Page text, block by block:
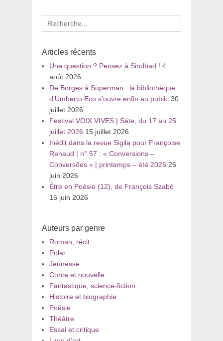
Recherche
pour
Articles récents
Une question ? Pensez à Sindbad ! 4
août 2026
De Borges à Superman : la bibliothèque
d’Umberto Eco s’ouvre enfin au public 30
juillet 2026
Festival VOIX VIVES | Sète, du 17 au 25
juillet 2026 15 juillet 2026
Inédit dans la revue Sigila pour Françoise
Renaud | n° 57 : « Conversions –
Conversões » | printemps – été 2026 26
juin 2026
Être en Poésie (12), de François Szabó
15 juin 2026
Auteurs par genre
Roman, récit
Polar
Jeunesse
Conte et nouvelle
Fantastique, science-fiction
Histoire et biographie
Poésie
Théâtre
Essai et critique